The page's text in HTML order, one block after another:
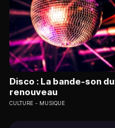
Disco : La bande-son du
renouveau
CULTURE MUSIQUE